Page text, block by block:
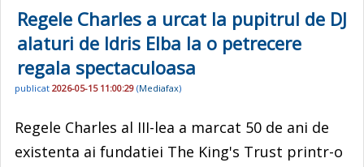
Regele Charles a urcat la pupitrul de DJ
alaturi de Idris Elba la o petrecere
regala spectaculoasa
publicat 2026-05-15 11:00:29 (Mediafax)
Regele Charles al III-lea a marcat 50 de ani de
existenta ai fundatiei The King's Trust printr-o